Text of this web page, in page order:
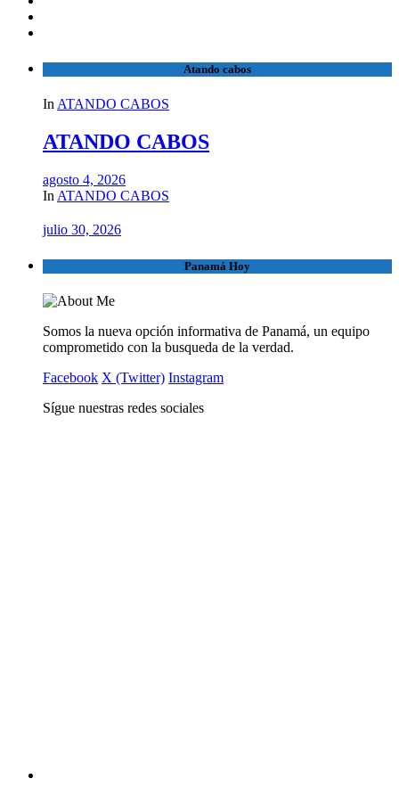
Atando cabos
In ATANDO CABOS
ATANDO CABOS
agosto 4, 2026
In ATANDO CABOS
julio 30, 2026
Panamá Hoy
Somos la nueva opción informativa de Panamá, un equipo
comprometido con la busqueda de la verdad.
Facebook X (Twitter) Instagram
Sígue nuestras redes sociales